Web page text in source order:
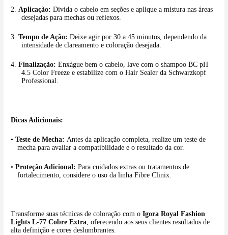
2. Aplicação: Divida o cabelo em seções e aplique a mistura nas áreas
desejadas para mechas ou reflexos.
3. Tempo de Ação: Deixe agir por 30 a 45 minutos, dependendo da
intensidade de clareamento e coloração desejada.
4. Finalização: Enxágue bem o cabelo, lave com o shampoo BC pH
4.5 Color Freeze e estabilize com o Hair Sealer da Schwarzkopf
Professional.
Dicas Adicionais:
• Teste de Mecha: Antes da aplicação completa, realize um teste de
mecha para avaliar a compatibilidade e o resultado da cor.
• Proteção Adicional: Para cuidados extras ou tratamentos de
fortalecimento, considere o uso da linha Fibre Clinix.
Transforme suas técnicas de coloração com oIgora Royal Fashion
Lights L-77 Cobre Extra, oferecendo aos seus clientes resultados de
alta definição e cores deslumbrantes.